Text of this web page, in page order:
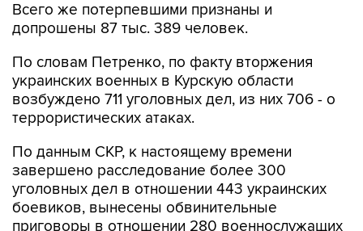
Всего же потерпевшими признаны и
допрошены 87 тыс. 389 человек.
По словам Петренко, по факту вторжения
украинских военных в Курскую области
возбуждено 711 уголовных дел, из них 706 - о
террористических атаках.
По данным СКР, к настоящему времени
завершено расследование более 300
уголовных дел в отношении 443 украинских
боевиков, вынесены обвинительные
приговоры в отношении 280 военнослужащих